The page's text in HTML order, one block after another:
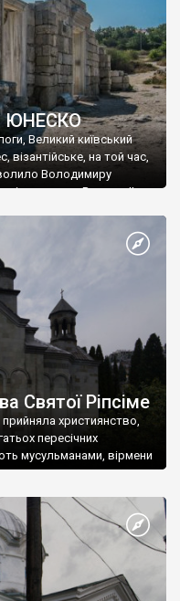
ЮНЕСКО
Великий київський
на той час,
Володимиру
імператору Василю ІІ, та
Василем-християнином.
Херсонесу Таврійського
Святої Ріпсіме
християнство,
пересічних
мусульманами, вірмени